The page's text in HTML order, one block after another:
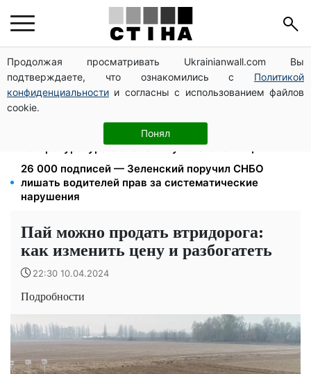
Продолжая просматривать Ukrainianwall.com Вы
подтверждаете, что ознакомились с Политикой
конфиденциальности и согласны с использованием файлов
cookie.
Понял
Ночной тариф на свет 2,16 грн/кВт-ч: экономия до
540 грн в месяц с сентября
Может ли Почтовая площадь стать главной точкой
входа в исторический Киев
1577 человек списали с учета за $10 000:
Генпрокуратура о схеме в Мукачевском ТЦК
26 000 подписей — Зеленский поручил СНБО
лишать водителей прав за систематические
нарушения
Пай можно продать втридорога:
как изменить цену и разбогатеть
22:30 10.04.2024
Подробности